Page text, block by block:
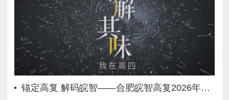
锚定高复 解码皖智——合肥皖智高复2026年招生简章